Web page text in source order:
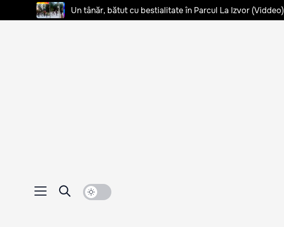
Un tânăr, bătut cu bestialitate în Parcul La Izvor (Viddeo)